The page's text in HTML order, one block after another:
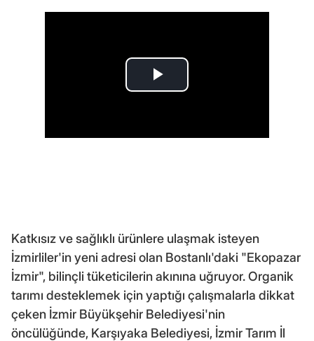
Katkısız ve sağlıklı ürünlere ulaşmak isteyen
İzmirliler'in yeni adresi olan Bostanlı'daki "Ekopazar
İzmir", bilinçli tüketicilerin akınına uğruyor. Organik
tarımı desteklemek için yaptığı çalışmalarla dikkat
çeken İzmir Büyükşehir Belediyesi'nin
öncülüğünde, Karşıyaka Belediyesi, İzmir Tarım İl